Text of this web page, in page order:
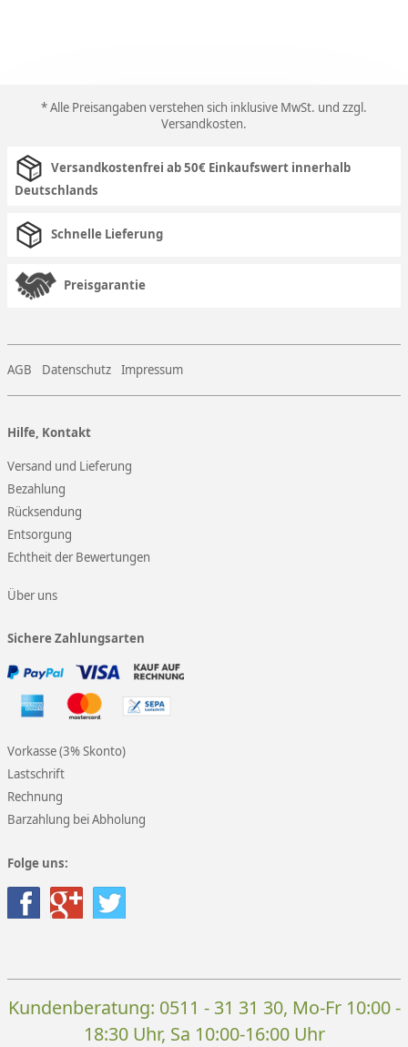
* Alle Preisangaben verstehen sich inklusive MwSt. und zzgl.
Versandkosten.
Versandkostenfrei ab 50€ Einkaufswert innerhalb
Deutschlands
Schnelle Lieferung
Preisgarantie
AGB Datenschutz Impressum
Hilfe, Kontakt
Versand und Lieferung
Bezahlung
Rücksendung
Entsorgung
Echtheit der Bewertungen
Über uns
Sichere Zahlungsarten
Vorkasse (3% Skonto)
Lastschrift
Rechnung
Barzahlung bei Abholung
Folge uns:
Kundenberatung: 0511 - 31 31 30, Mo-Fr 10:00 -
18:30 Uhr, Sa 10:00-16:00 Uhr